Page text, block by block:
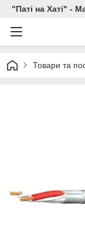
"Паті на Хаті" -
Товари та